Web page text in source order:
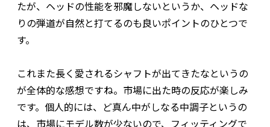
たが、ヘッドの性能を邪魔しないというか、ヘッドな
りの弾道が自然と打てるのも良いポイントのひとつで
す。
これまた長く愛されるシャフトが出てきたなというの
が全体的な感想ですね。市場に出た時の反応が楽しみ
です。個人的には、ど真ん中がしなる中調子というの
は、市場にモデル数が少ないので、フィッティングで